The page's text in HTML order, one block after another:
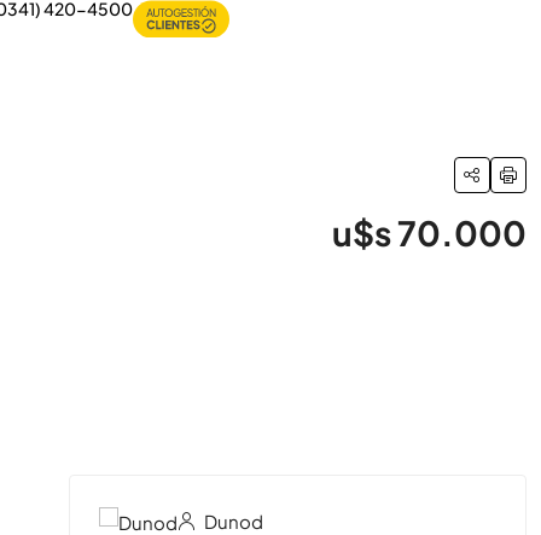
420-4500
u$s 70.000
Dunod